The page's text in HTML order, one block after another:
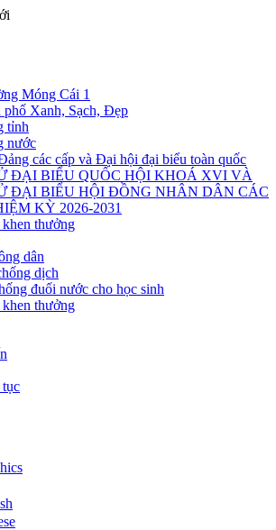
Móng Cái 1
phố Xanh, Sạch, Đẹp
tỉnh
nước
các cấp và Đại hội đại biểu toàn quốc
ĐẠI BIỂU QUỐC HỘI KHOÁ XVI VÀ
ĐẠI BIỂU HỘI ĐỒNG NHÂN DÂN CÁC
KỲ 2026-2031
thưởng
dân
dịch
đuối nước cho học sinh
thưởng